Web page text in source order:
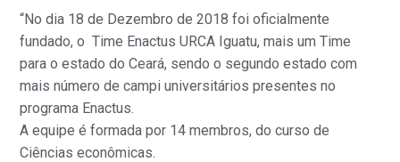
“No dia 18 de Dezembro de 2018 foi oficialmente
fundado, o Time Enactus URCA Iguatu, mais um Time
para o estado do Ceará, sendo o segundo estado com
mais número de campi universitários presentes no
programa Enactus.
A equipe é formada por 14 membros, do curso de
Ciências econômicas.